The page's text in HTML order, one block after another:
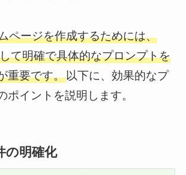
ページを作成するためには、
て明確で具体的なプロンプトを
重要です。以下に、効果的なプ
ポイントを説明します。
の明確化